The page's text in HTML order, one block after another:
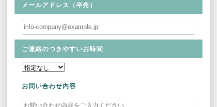
メールアドレス（半角）
ご連絡のつきやすいお時間
お問い合わせ内容